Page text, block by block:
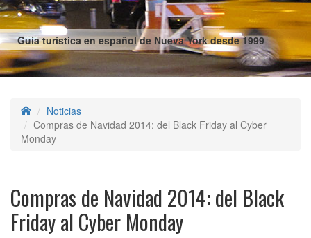
Guía turística en español de Nueva York desde 1999
Noticias
Compras de Navidad 2014: del Black Friday al Cyber
Monday
Compras de Navidad 2014: del Black
Friday al Cyber Monday